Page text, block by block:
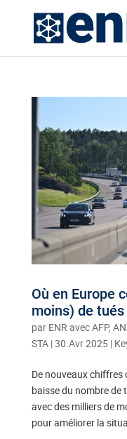
Où en Europe
moins) de
par ENR avec AFP,
STA|30.Avr 2025|
De nouveaux chiffres
baisse du nombre de
avec des milliers de
pour améliorer la